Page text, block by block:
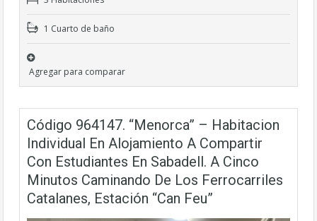
1 Cuarto de baño
Agregar para comparar
Código 964147. “Menorca” – Habitacion
Individual En Alojamiento A Compartir
Con Estudiantes En Sabadell. A Cinco
Minutos Caminando De Los Ferrocarriles
Catalanes, Estación “Can Feu”